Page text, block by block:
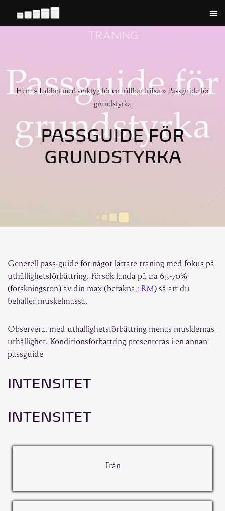
Hoppa
Hem» Labbet med verktyg för en hållbar hälsa» Passguide för
grundstyrka
PASSGUIDE FÖR
GRUNDSTYRKA
Generell pass-guide för något lättare träning med fokus på
uthållighetsförbättring. Försök landa på c:a 65-70%
(forskningsrön) av din max (beräkna 1RM) så att du
behåller muskelmassa.
Observera, med uthållighetsförbättring menas musklernas
uthållighet. Konditionsförbättring presenteras i en annan
passguide
INTENSITET
INTENSITET
Från